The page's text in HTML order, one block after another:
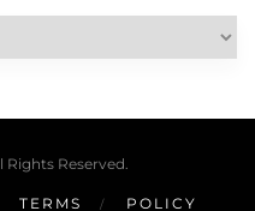
Rights Reserved.
TERMS POLICY